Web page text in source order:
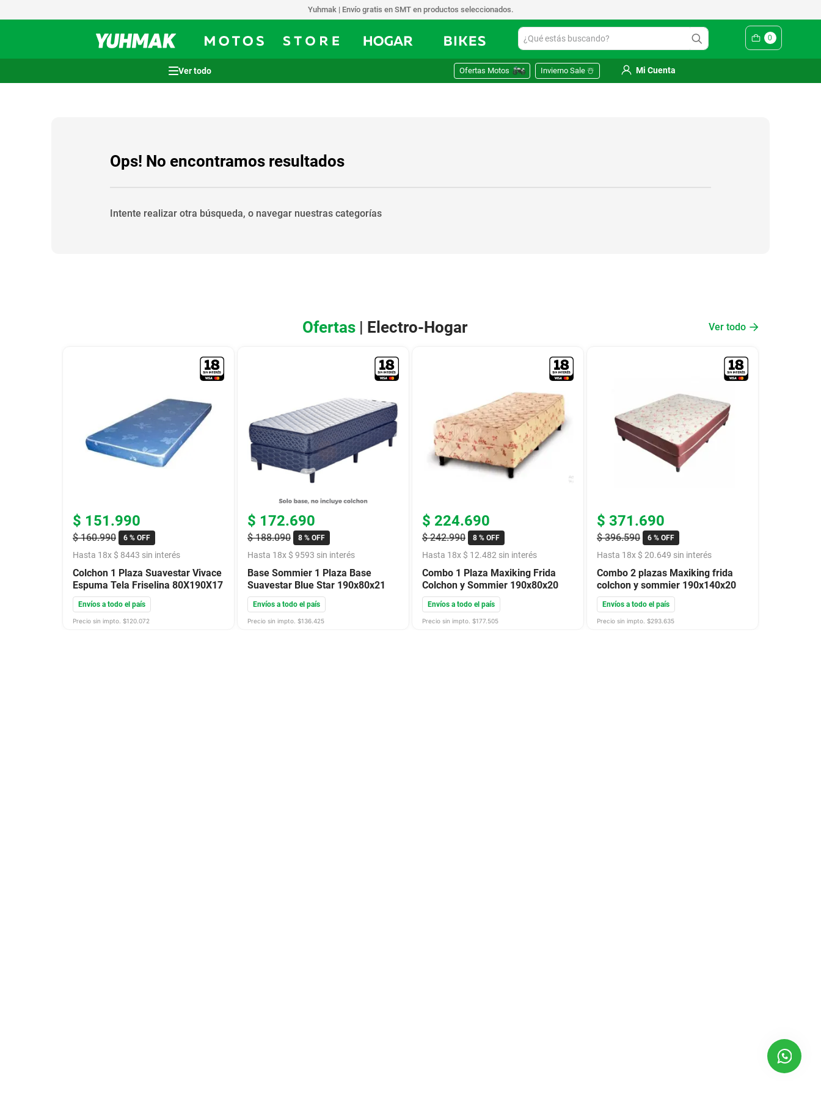
Yuhmak | Envío gratis en SMT en productos seleccionados.
¿Qué estás buscando? 0
Ofertas Motos Invierno Sale ☃️ Mi Cuenta
Ops! No encontramos resultados
Intente realizar otra búsqueda, o navegar nuestras categorías
Ofertas | Electro-Hogar Ver todo
$ 151.990
$ 160.990 6 %OFF
Hasta 18x $ 8443 sin interés
Colchon 1 Plaza Suavestar Vivace
Espuma Tela Friselina 80X190X17
Envíos a todo el país
Precio sin impto. $120.072
$ 172.690
$ 188.090 8 %OFF
Hasta 18x $ 9593 sin interés
Base Sommier 1 Plaza Base
Suavestar Blue Star 190x80x21
Envíos a todo el país
Precio sin impto. $136.425
$ 224.690
$ 242.990 8 %OFF
Hasta 18x $ 12.482 sin interés
Combo 1 Plaza Maxiking Frida
Colchon y Sommier 190x80x20
Envíos a todo el país
Precio sin impto. $177.505
$ 371.690
$ 396.590 6 %OFF
Hasta 18x $ 20.649 sin interés
Combo 2 plazas Maxiking frida
colchon y sommier 190x140x20
Envíos a todo el país
Precio sin impto. $293.635